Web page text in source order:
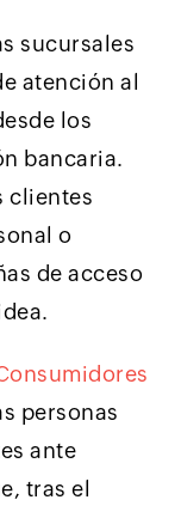
sucursales
atención al
los
bancaria.
clientes
o
de acceso
personas
ante
tras el